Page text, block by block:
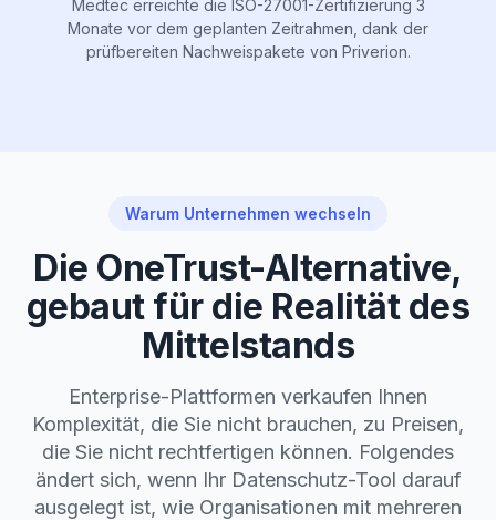
Medtec erreichte die ISO-27001-Zertifizierung 3
Monate vor dem geplanten Zeitrahmen, dank der
prüfbereiten Nachweispakete von Priverion.
Warum Unternehmen wechseln
Die OneTrust-Alternative,
gebaut für die Realität des
Mittelstands
Enterprise-Plattformen verkaufen Ihnen
Komplexität, die Sie nicht brauchen, zu Preisen,
die Sie nicht rechtfertigen können. Folgendes
ändert sich, wenn Ihr Datenschutz-Tool darauf
ausgelegt ist, wie Organisationen mit mehreren